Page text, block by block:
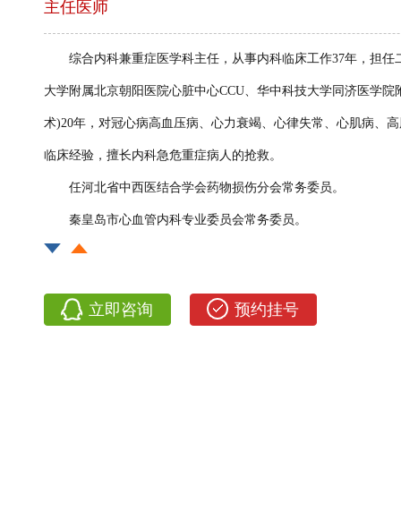
主任医师
综合内科兼重症医学科主任， 从事内科临床工作37年，担
大学附属北京朝阳医院心脏中心CCU、华中科技大学同济医学
术)20年，对冠心病高血压病、心力衰竭、心律失常、心肌病、
临床经验，擅长内科急危重症病人的抢救。
任河北省中西医结合学会药物损伤分会常务委员。
秦皇岛市心血管内科专业委员会常务委员。
河北省医学会高血压专业委员会委员。
立即咨询 预约挂号